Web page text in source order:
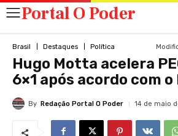
Portal O Poder
Brasil Destaques Política
Hugo Motta acelera
6×1 após acordo com
By Redação Portal O Poder 14 de maio